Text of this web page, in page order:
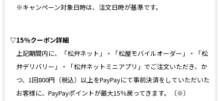
※キャンペーン対象日時は、注文日時が基準です。
▽15％クーポン詳細
上記期間内に、「松弁ネット」・「松屋モバイルオーダー」・「松
弁デリバリー」・「松弁ネットミニアプリ」でご注文いただき、か
つ、1回800円（税込）以上をPayPayにて事前決済をしていただいた
お客様に、PayPayポイントが最大15％戻ってきます。（※）